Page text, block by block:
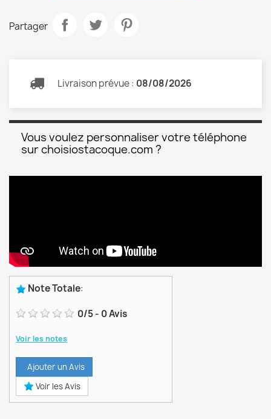
Partager
Livraison prévue : 08/08/2026
Vous voulez personnaliser votre téléphone
sur choisiostacoque.com ?
Note Totale:
0/5- 0Avis
Voir les notes
Ajouter un Avis
Voir les Avis